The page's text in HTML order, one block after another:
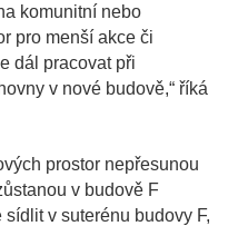
komunitní nebo
pro menší akce či
dál pracovat při
v nové budově,“ říká
prostor nepřesunou
v budově F
v suterénu budovy F,